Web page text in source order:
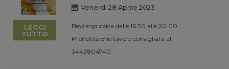
LEGGI
TUTTO
Venerdi 28 Aprile 2023
Bevi e spizzica dalle 16:30 alle 20:00
Prenotazione tavolo consigliata al
3443804740